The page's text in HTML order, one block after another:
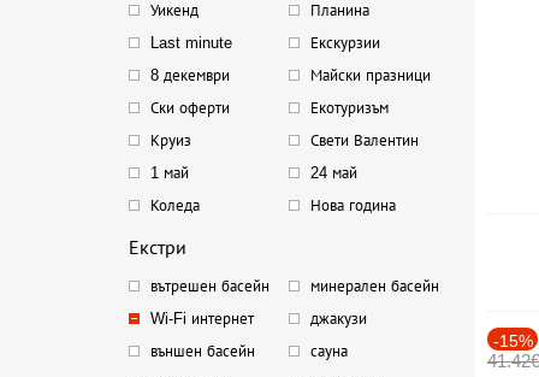
Уикенд
Планина
Last minute
Екскурзии
8 декември
Майски празници
Ски оферти
Екотуризъм
Круиз
Свети Валентин
1 май
24 май
Коледа
Нова година
Екстри
вътрешен басейн
минерален басейн
Wi-Fi интернет
джакузи
външен басейн
сауна
-15%
41.42€